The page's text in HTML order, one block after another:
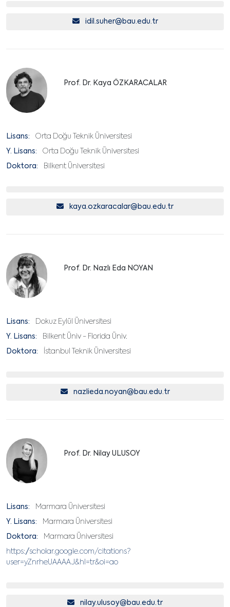
idil.suher@bau.edu.tr
Prof. Dr. Kaya ÖZKARACALAR
Lisans: Orta Doğu Teknik Üniversitesi
Y. Lisans: Orta Doğu Teknik Üniversitesi
Doktora: Bilkent Üniversitesi
kaya.ozkaracalar@bau.edu.tr
Prof. Dr. Nazlı Eda NOYAN
Lisans: Dokuz Eylül Üniversitesi
Y. Lisans: Bilkent Üniv - Florida Üniv.
Doktora: İstanbul Teknik Üniversitesi
nazlieda.noyan@bau.edu.tr
Prof. Dr. Nilay ULUSOY
Lisans: Marmara Üniversitesi
Y. Lisans: Marmara Üniversitesi
Doktora: Marmara Üniversitesi
https://scholar.google.com/citations?
user=yZnrheUAAAAJ&hl=tr&oi=ao
nilay.ulusoy@bau.edu.tr